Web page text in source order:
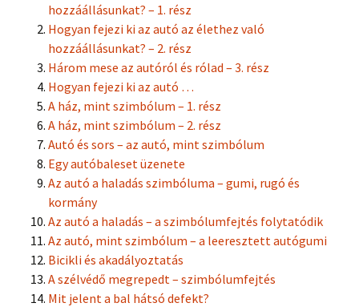
hozzáállásunkat? – 1. rész
Hogyan fejezi ki az autó az élethez való
hozzáállásunkat? – 2. rész
Három mese az autóról és rólad – 3. rész
Hogyan fejezi ki az autó …
A ház, mint szimbólum – 1. rész
A ház, mint szimbólum – 2. rész
Autó és sors – az autó, mint szimbólum
Egy autóbaleset üzenete
Az autó a haladás szimbóluma – gumi, rugó és
kormány
Az autó a haladás – a szimbólumfejtés folytatódik
Az autó, mint szimbólum – a leeresztett autógumi
Bicikli és akadályoztatás
A szélvédő megrepedt – szimbólumfejtés
Mit jelent a bal hátsó defekt?